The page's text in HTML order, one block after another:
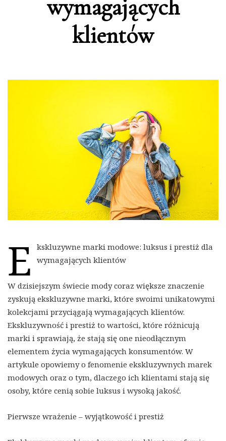
wymagających
klientów
E
kskluzywne marki modowe: luksus i prestiż dla
wymagających klientów
W dzisiejszym świecie mody coraz większe znaczenie
zyskują ekskluzywne marki, które swoimi unikatowymi
kolekcjami przyciągają wymagających klientów.
Ekskluzywność i prestiż to wartości, które różnicują
marki i sprawiają, że stają się one nieodłącznym
elementem życia wymagających konsumentów. W
artykule opowiemy o fenomenie ekskluzywnych marek
modowych oraz o tym, dlaczego ich klientami stają się
osoby, które cenią sobie luksus i wysoką jakość.
Pierwsze wrażenie – wyjątkowość i prestiż